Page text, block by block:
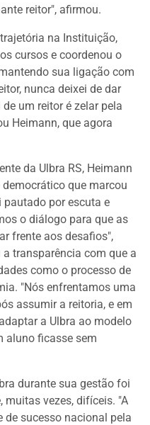
reitor", afirmou.
na Instituição,
cursos e coordenou o
sua ligação com
nunca deixei de dar
um reitor é zelar pela
Heimann, que agora
da Ulbra RS, Heimann
que marcou
por escuta e
o diálogo para que as
frente aos desafios",
transparência com que a
como o processo de
"Nós enfrentamos uma
assumir a reitoria, e em
a Ulbra ao modelo
aluno ficasse sem
durante sua gestão foi
muitas vezes, difíceis. "A
de sucesso nacional pela